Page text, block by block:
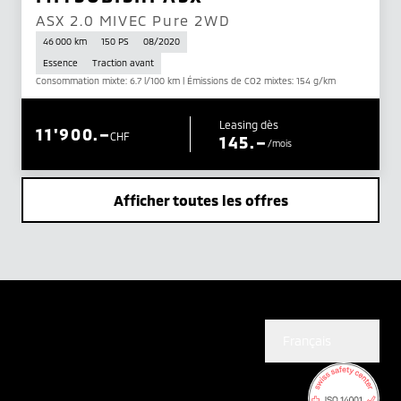
ASX 2.0 MIVEC Pure 2WD
46 000 km 150 PS
08/2020
Essence
Traction avant
Consommation mixte: 6.7 l/100 km | Émissions de CO2 mixtes: 154 g/km
CHF
11'900.– Leasing dès
145.– /mois
Afficher toutes les offres